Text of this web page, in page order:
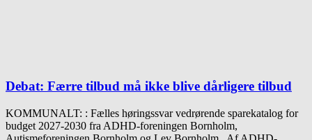
Debat: Færre tilbud må ikke blive dårligere tilbud
KOMMUNALT: : Fælles høringssvar vedrørende sparekatalog for
budget 2027-2030 fra ADHD-foreningen Bornholm,